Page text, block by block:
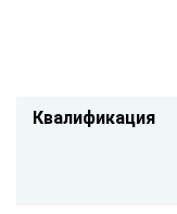
Квалификация